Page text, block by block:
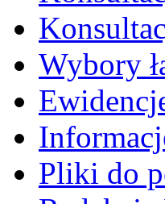
Wybory
Pliki do